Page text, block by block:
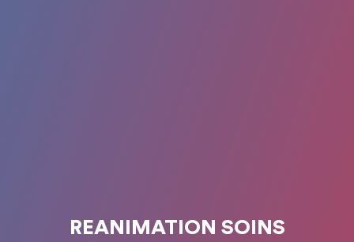
REANIMATION SOINS